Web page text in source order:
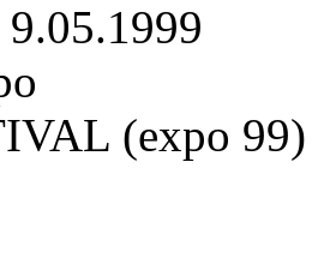
(expo 99)